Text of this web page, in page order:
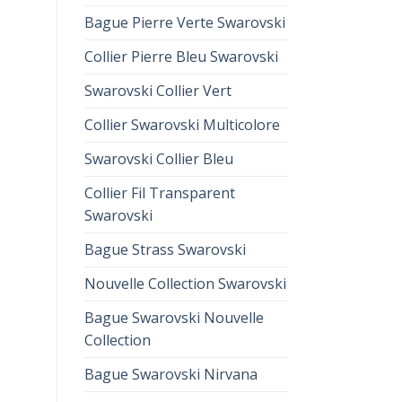
Bague Pierre Verte Swarovski
Collier Pierre Bleu Swarovski
Swarovski Collier Vert
Collier Swarovski Multicolore
Swarovski Collier Bleu
Collier Fil Transparent
Swarovski
Bague Strass Swarovski
Nouvelle Collection Swarovski
Bague Swarovski Nouvelle
Collection
Bague Swarovski Nirvana